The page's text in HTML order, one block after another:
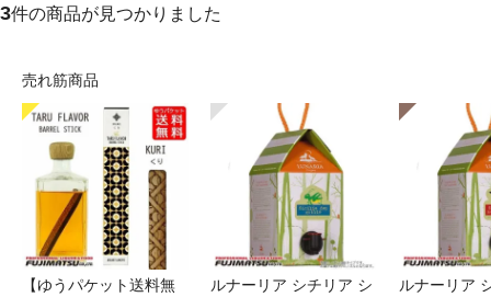
3件の商品が見つかりました
売れ筋商品
【ゆうパケット送料無
ルナーリア シチリア シ
ルナーリア